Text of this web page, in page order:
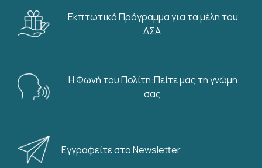
Εκπτωτικό Πρόγραμμα για τα μέλη του
ΔΣΑ
Η Φωνή του Πολίτη:Πείτε μας τη γνώμη
σας
Εγγραφείτε στο Newsletter